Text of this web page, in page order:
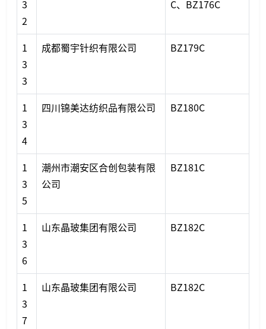
3
2
C、BZ176C
1
3
3
成都蜀宇针织有限公司 BZ179C
1
3
4
四川锦美达纺织品有限公司 BZ180C
1
3
5
潮州市潮安区合创包装有限
公司
BZ181C
1
3
6
山东晶玻集团有限公司 BZ182C
1
3
7
山东晶玻集团有限公司 BZ182C